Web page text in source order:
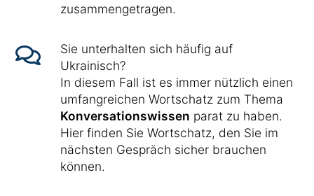
zusammengetragen.
Sie unterhalten sich häufig auf
Ukrainisch?
In diesem Fall ist es immer nützlich einen
umfangreichen Wortschatz zum Thema
Konversationswissen parat zu haben.
Hier finden Sie Wortschatz, den Sie im
nächsten Gespräch sicher brauchen
können.